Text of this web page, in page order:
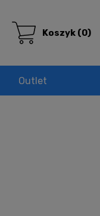
Koszyk (0)
Outlet